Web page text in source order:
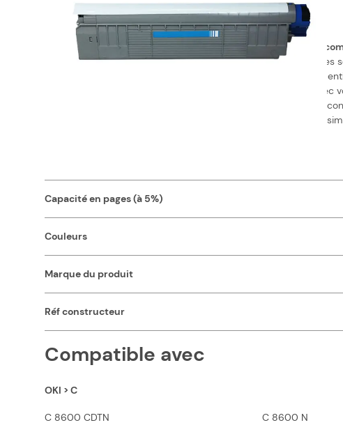
Plus d’informations
Optimisez les coûts de votre entreprise grâce à notre Toner
Avec sa capacité de 6000 pages, vous pourrez imprimer
compatible 43487711 OKI vous offre une qualité d'impression
normes garantissent également un fonctionnement parfait avec
pour notre toner compatible pas cher, et réduisez vos frais de
Nos consommables compatibles pas chers sont d'une qualité
Capacité en pages (à 5%)
Couleurs
Marque du produit
Réf constructeur
Compatible avec
OKI > C
C 8600 CDTN
C 8600 N